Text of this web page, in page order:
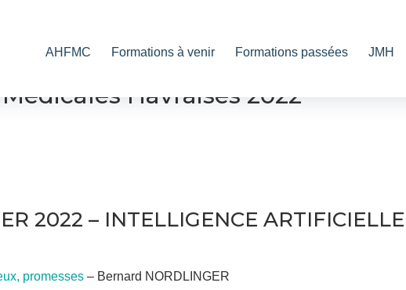
AHFMC Formations à venir Formations passées JMH
Havraises 2022
2022 – INTELLIGENCE
promesses – Bernard NORDLINGER